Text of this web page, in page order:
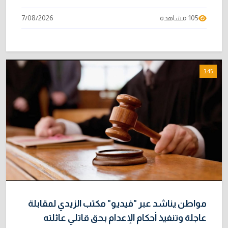
105 مشاهدة 7/08/2026
3:45
مواطن يناشد عبر "فيديو" مكتب الزيدي لمقابلة
عاجلة وتنفيذ أحكام الإعدام بحق قاتلي عائلته